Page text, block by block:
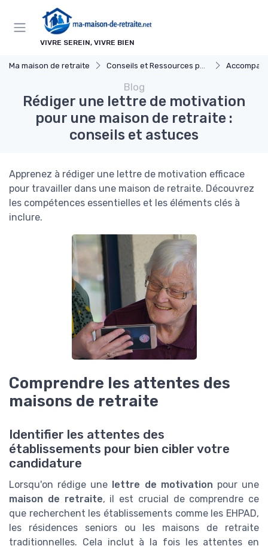
VIVRE SEREIN, VIVRE BIEN
Ma maison de retraite Conseils et Ressources pour les Familles Accompagner un
Blog
Rédiger une lettre de motivation
pour une maison de retraite :
conseils et astuces
Apprenez à rédiger une lettre de motivation efficace
pour travailler dans une maison de retraite. Découvrez
les compétences essentielles et les éléments clés à
inclure.
Comprendre les attentes des
maisons de retraite
Identifier les attentes des
établissements pour bien cibler votre
candidature
Lorsqu'on rédige une lettre de motivation pour une
maison de retraite, il est crucial de comprendre ce
que recherchent les établissements comme les EHPAD,
les résidences seniors ou les maisons de retraite
traditionnelles. Cela inclut à la fois les attentes en
Panneau de gestion des cookies